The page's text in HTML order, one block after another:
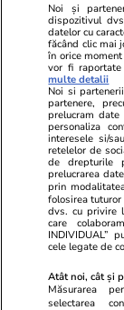
Elle.ro
O mai ții
Cum arată
fosta soție
unul dintre
modele din
decorată
Noi și
dispozitivul
datelor cu
făcând clic mai
în orice
vor fi
multe detalii
Noi si
partenere,
prelucram
personaliza
interesele si/
retelelor de
de drepturile
prelucrarea
prin
folosirea
dvs. cu privire
care
INDIVIDUAL”
cele legate de
Atât noi, cât și
Măsurarea
selectarea